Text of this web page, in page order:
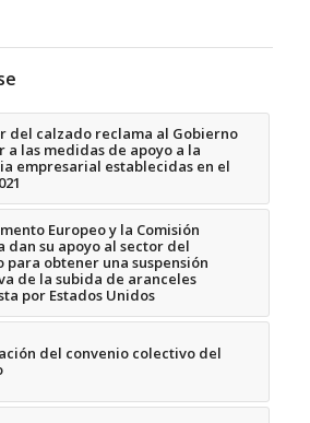
del calzado reclama al Gobierno
a las medidas de apoyo a la
empresarial establecidas en el
Europeo y la Comisión
dan su apoyo al sector del
para obtener una suspensión
de la subida de aranceles
por Estados Unidos
del convenio colectivo del